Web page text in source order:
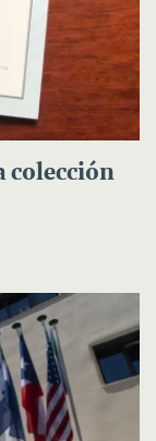
colección